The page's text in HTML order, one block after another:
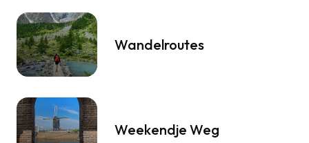
Wandelroutes
Weekendje Weg